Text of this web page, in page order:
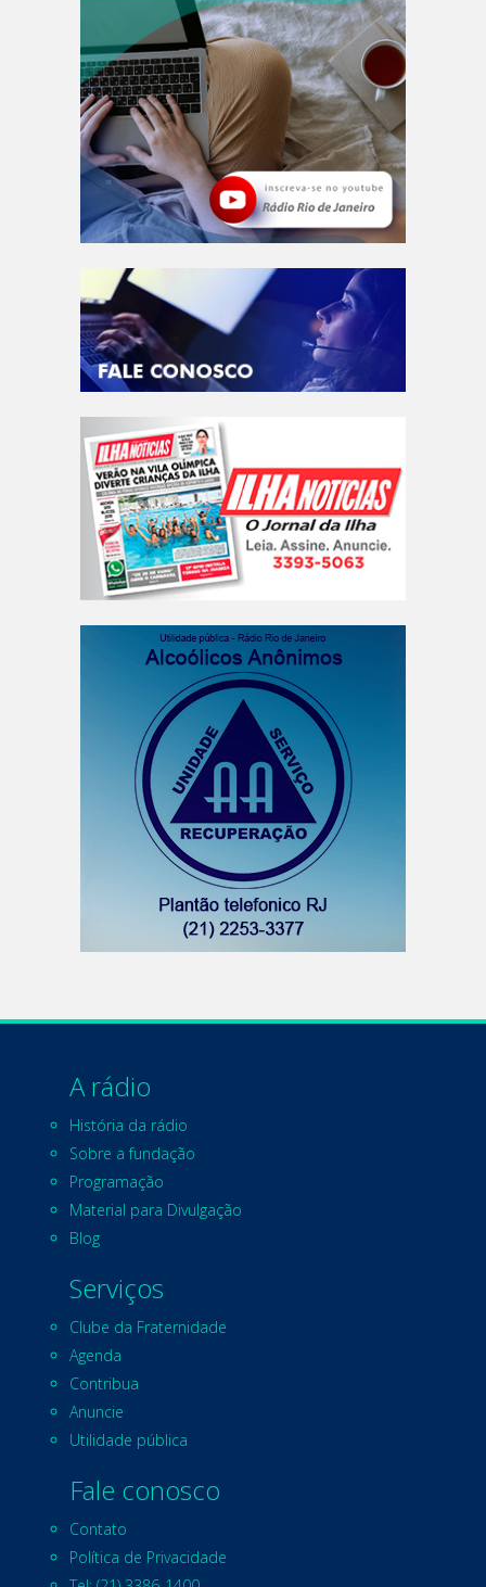
A rádio
História da rádio
Sobre a fundação
Programação
Material para Divulgação
Blog
Serviços
Clube da Fraternidade
Agenda
Contribua
Anuncie
Utilidade pública
Fale conosco
Contato
Política de Privacidade